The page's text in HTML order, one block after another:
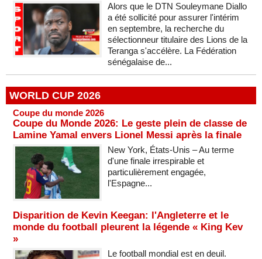
Alors que le DTN Souleymane Diallo
a été sollicité pour assurer l'intérim
en septembre, la recherche du
sélectionneur titulaire des Lions de la
Teranga s'accélère. La Fédération
sénégalaise de...
WORLD CUP 2026
Coupe du monde 2026
Coupe du Monde 2026: Le geste plein de classe de
Lamine Yamal envers Lionel Messi après la finale
New York, États-Unis – Au terme
d'une finale irrespirable et
particulièrement engagée,
l'Espagne...
Disparition de Kevin Keegan: l'Angleterre et le
monde du football pleurent la légende « King Kev
»
Le football mondial est en deuil.